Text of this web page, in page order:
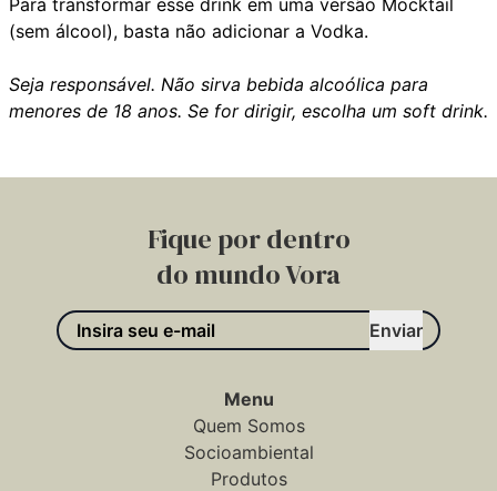
Para transformar esse drink em uma versão Mocktail
(sem álcool), basta não adicionar a Vodka.
Seja responsável. Não sirva bebida alcoólica para
menores de 18 anos. Se for dirigir, escolha um soft drink.
Fique por dentro
do mundo Vora
Enviar
Menu
Quem Somos
Socioambiental
Produtos